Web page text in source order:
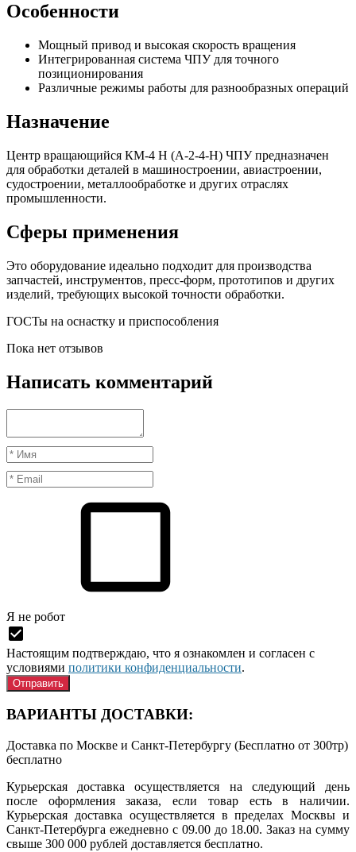
Особенности
Мощный привод и высокая скорость вращения
Интегрированная система ЧПУ для точного
позиционирования
Различные режимы работы для разнообразных операций
Назначение
Центр вращающийся КМ-4 Н (А-2-4-Н) ЧПУ предназначен
для обработки деталей в машиностроении, авиастроении,
судостроении, металлообработке и других отраслях
промышленности.
Сферы применения
Это оборудование идеально подходит для производства
запчастей, инструментов, пресс-форм, прототипов и других
изделий, требующих высокой точности обработки.
ГОСТы на оснастку и приспособления
Пока нет отзывов
Написать комментарий
Я нe рoбoт
Настоящим подтверждаю, что я ознакомлен и согласен с
условиями политики конфиденциальности.
ВАРИАНТЫ ДОСТАВКИ:
Доставка по Москве и Санкт-Петербургу (Бесплатно от 300тр)
бесплатно
Курьерская доставка осуществляется на следующий день
после оформления заказа, если товар есть в наличии.
Курьерская доставка осуществляется в пределах Москвы и
Санкт-Петербурга ежедневно с 09.00 до 18.00. Заказ на сумму
свыше 300 000 рублей доставляется бесплатно.